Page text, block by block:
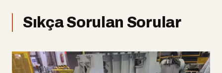
Sıkça Sorulan Sorular